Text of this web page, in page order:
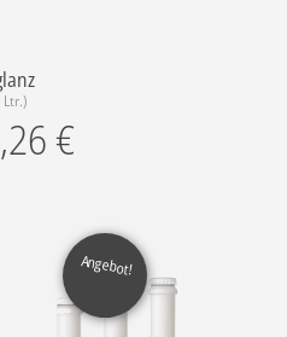
€
Angebot!